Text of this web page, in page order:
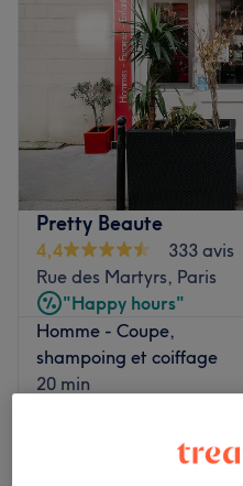
Pretty Beaute
4,4
333 avis
Rue des Martyrs, Paris
"Happy hours"
Homme - Coupe,
shampoing et coiffage
20 min